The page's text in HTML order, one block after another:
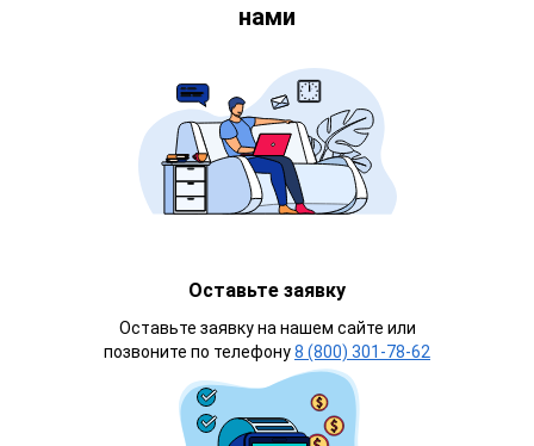
нами
Оставьте заявку
Оставьте заявку на нашем сайте или
позвоните по телефону8 (800) 301-78-62